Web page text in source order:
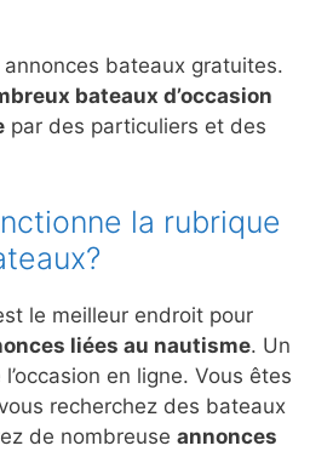
bateaux gratuites.
bateaux d’occasion
par des particuliers et des
la rubrique
le meilleur endroit pour
liées au nautisme. Un
en ligne. Vous êtes
recherchez des bateaux
de nombreuse annonces